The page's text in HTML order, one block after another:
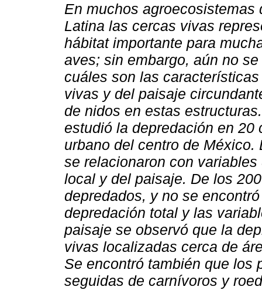
En muchos agroecosistemas
Latina las cercas vivas
hábitat importante para
aves; sin embargo, aún no
cuáles son las
vivas y del paisaje
de nidos en estas
estudió la depredación en
urbano del centro de
se relacionaron con
local y del paisaje. De los
depredados, y no se
depredación total y las
paisaje se observó que la
vivas localizadas cerca de
Se encontró también que los
seguidas de carnívoros y